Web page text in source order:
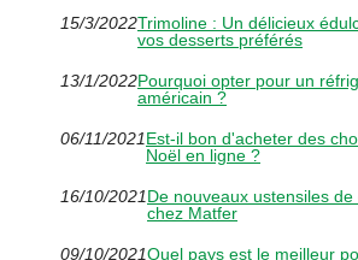
15/3/2022Trimoline : Un délicieux
vos desserts préférés
13/1/2022Pourquoi opter pour un
américain ?
06/11/2021Est-il bon d'acheter des
Noël en ligne ?
16/10/2021De nouveaux ustensiles de
chez Matfer
09/10/2021Quel pays est le meilleur